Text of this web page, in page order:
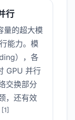
行
量的超大模
能力。模
），各
GPU 并行
交换部分
，还有效
[1]